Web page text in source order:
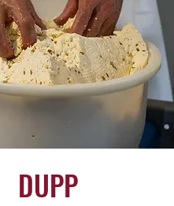
DUPP